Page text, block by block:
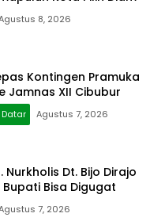
8, 2026
Kontingen Pramuka
Jamnas XII Cibubur
Agustus 7, 2026
Nurkholis Dt. Bijo Dirajo
Bisa Digugat
7, 2026